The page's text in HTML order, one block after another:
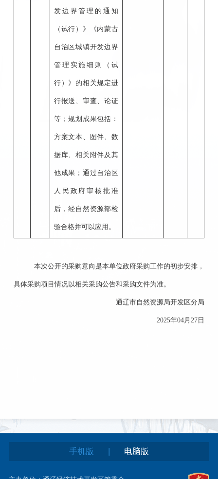
发边界管理的通知
（试行）》《内蒙古
自治区城镇开发边界
管理实施细则（试
行）》的相关规定进
行报送、审查、论证
等；规划成果包括：
方案文本、图件、数
据库、相关附件及其
他成果；通过自治区
人民政府审核批准
后，经自然资源部检
验合格并可以应用。
本次公开的采购意向是本单位政府采购工作的初步安排，
具体采购项目情况以相关采购公告和采购文件为准。
通辽市自然资源局开发区分局
2025年04月27日
手机版 电脑版